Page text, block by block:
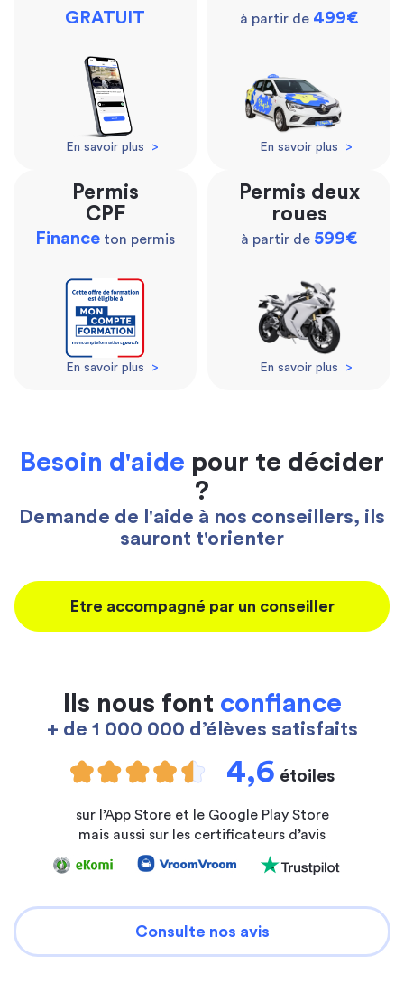
GRATUIT
En savoir plus >
à partir de 499€
En savoir plus >
Permis
CPF
Finance ton permis
En savoir plus >
Permis deux
roues
à partir de 599€
En savoir plus >
Besoin d'aide pour te décider
?
Demande de l'aide à nos conseillers, ils
sauront t'orienter
Etre accompagné par un conseiller
Ils nous font confiance
+ de 1 000 000 d’élèves satisfaits
4,6 étoiles
sur l’App Store et le Google Play Store
mais aussi sur les certificateurs d’avis
Consulte nos avis